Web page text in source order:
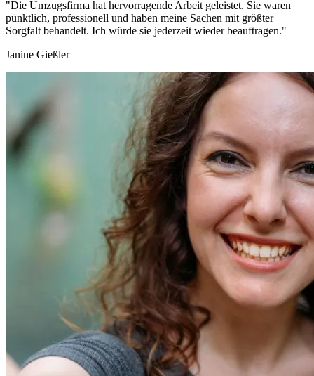
"Die Umzugsfirma hat hervorragende Arbeit geleistet. Sie waren
pünktlich, professionell und haben meine Sachen mit größter
Sorgfalt behandelt. Ich würde sie jederzeit wieder beauftragen."
Janine Gießler